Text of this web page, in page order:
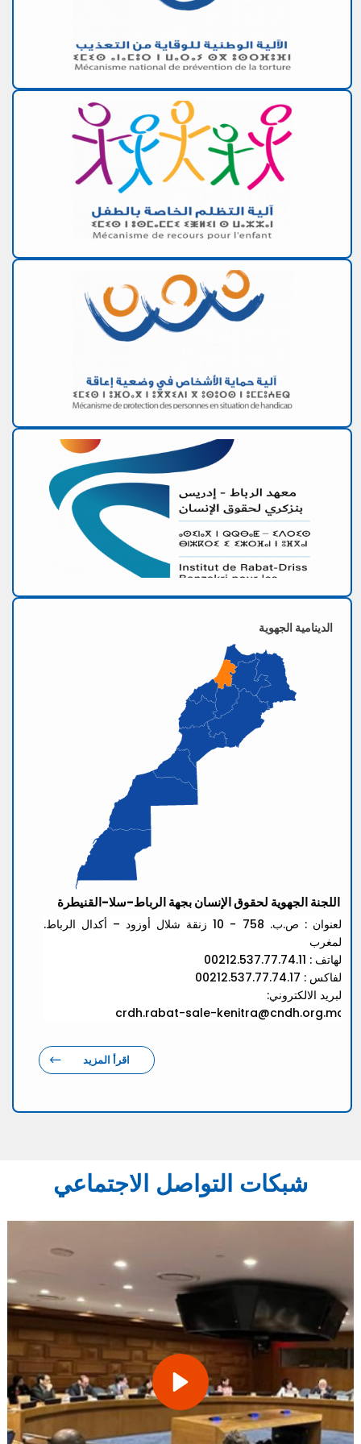
الدينامية الجهوية
اللجنة الجهوية لحقوق الإنسان بجهة الرباط-سلا-القنيطرة
العنوان : ص.ب. 758 - 10 زنقة شلال أوزود – أكدال الرباط.
المغرب
الهاتف : 00212.537.77.74.11
الفاكس : 00212.537.77.74.17
البريد الالكتروني:
crdh.rabat-sale-kenitra@cndh.org.ma
اقرأ المزيد
شبكات التواصل الاجتماعي